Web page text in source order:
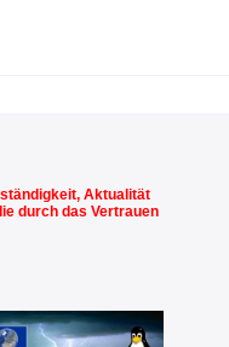
Aktualität
durch das Vertrauen